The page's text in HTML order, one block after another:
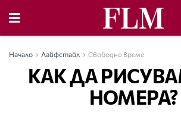
Начало Лайфстайл Свободно време
КАК ДА
НОМЕРА?